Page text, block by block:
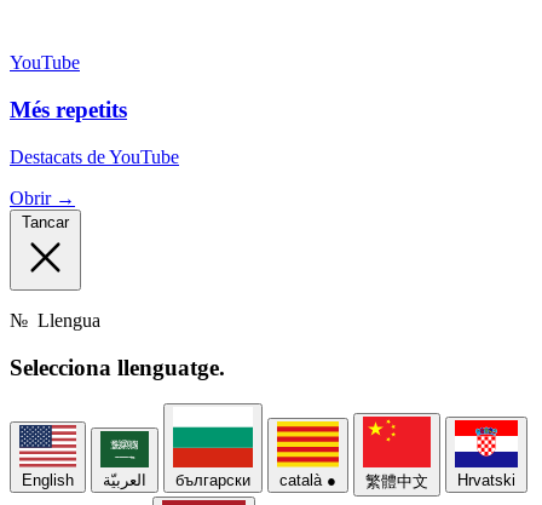
YouTube
Més repetits
Destacats de YouTube
Obrir →
Tancar
№ Llengua
Selecciona llenguatge.
English العربيّة български català ● 繁體中文 Hrvatski